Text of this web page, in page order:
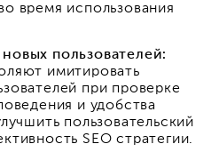
время использования
пользователей:
имитировать
при проверке
и удобства
пользовательский
SEO стратегии.